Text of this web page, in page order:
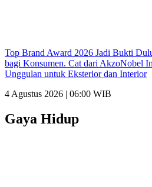
Top Brand Award 2026 Jadi Bukti
bagi Konsumen. Cat dari AkzoNobel
Unggulan untuk Eksterior dan Interior
4 Agustus 2026 | 06:00 WIB
Gaya Hidup